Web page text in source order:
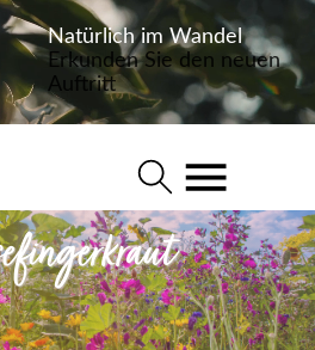
Natürlich im Wandel
Erkunden Sie den neuen
Auftritt